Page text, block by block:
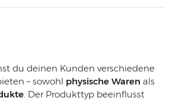
du deinen Kunden verschiedene
– sowohl physische Waren als
. Der Produkttyp beeinflusst